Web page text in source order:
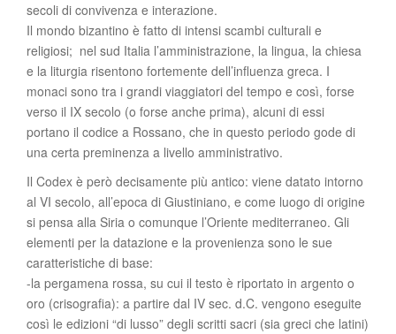
secoli di convivenza e interazione.
Il mondo bizantino è fatto di intensi scambi culturali e
religiosi; nel sud Italia l’amministrazione, la lingua, la chiesa
e la liturgia risentono fortemente dell’influenza greca. I
monaci sono tra i grandi viaggiatori del tempo e così, forse
verso il IX secolo (o forse anche prima), alcuni di essi
portano il codice a Rossano, che in questo periodo gode di
una certa preminenza a livello amministrativo.
Il Codex è però decisamente più antico: viene datato intorno
al VI secolo, all’epoca di Giustiniano, e come luogo di origine
si pensa alla Siria o comunque l’Oriente mediterraneo. Gli
elementi per la datazione e la provenienza sono le sue
caratteristiche di base:
-la pergamena rossa, su cui il testo è riportato in argento o
oro (crisografia): a partire dal IV sec. d.C. vengono eseguite
così le edizioni “di lusso” degli scritti sacri (sia greci che latini)